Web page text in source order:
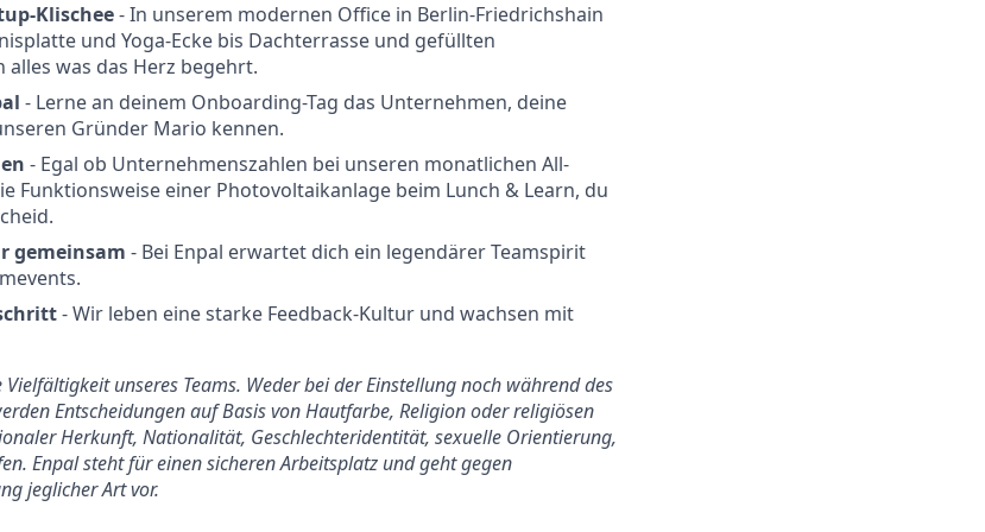
Klischee- In unserem modernen Office in Berlin-Friedrichshain
und Yoga-Ecke bis Dachterrasse und gefüllten
was das Herz begehrt.
- Lerne an deinem Onboarding-Tag das Unternehmen, deine
Gründer Mario kennen.
- Egal ob Unternehmenszahlen bei unseren monatlichen All-
Funktionsweise einer Photovoltaikanlage beim Lunch & Learn, du
gemeinsam - Bei Enpal erwartet dich ein legendärer Teamspirit
- Wir leben eine starke Feedback-Kultur und wachsen mit
unseres Teams. Weder bei der Einstellung noch während des
Entscheidungen auf Basis von Hautfarbe, Religion oder religiösen
Herkunft, Nationalität, Geschlechteridentität, sexuelle Orientierung,
Enpal steht für einen sicheren Arbeitsplatz und geht gegen
jeglicher Art vor.